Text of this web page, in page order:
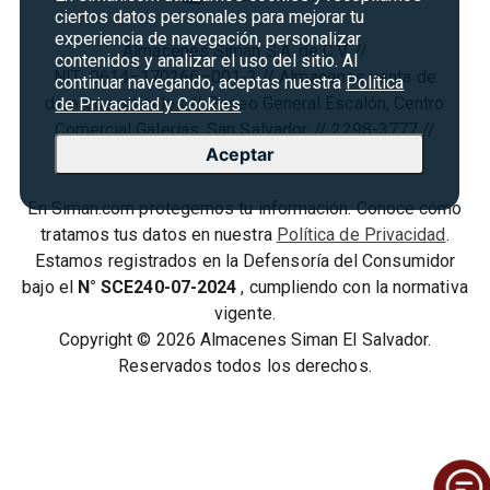
ciertos datos personales para mejorar tu
experiencia de navegación, personalizar
contenidos y analizar el uso del sitio. Al
continuar navegando, aceptas nuestra Política
de Privacidad y Cookies
Aceptar
Condiciones ofertas
Derecho de Retracto
Condiciones de uso
Términos y condiciones
Agosto es diversión
Almacenes Siman S.A. de C.V. //
NIT: 0614–170266–001-3 // Almacenes venta de
diversos artículos // Paseo General Escalón, Centro
Comercial Galerías, San Salvador. // 2298-3777 //
contacto@siman.com
En Siman.com protegemos tu información. Conoce cómo
tratamos tus datos en nuestra Política de Privacidad.
Estamos registrados en la Defensoría del Consumidor
bajo el N° SCE240-07-2024 , cumpliendo con la normativa
vigente.
Copyright © 2026 Almacenes Siman El Salvador.
Reservados todos los derechos.